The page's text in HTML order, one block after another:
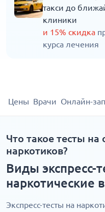
такси до
клиники
и 15% скидка
курса лечения
Цены Врачи Онлайн-
Что такое тесты
наркотиков?
Виды экспресс-
наркотические
Экспресс-тесты на